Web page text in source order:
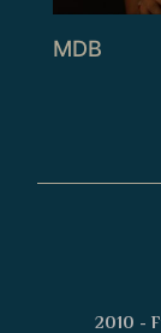
MDB
2010 -